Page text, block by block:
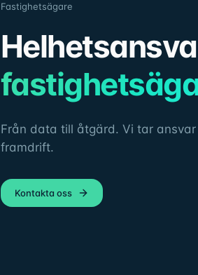
Fastighetsägare
Från data till åtgärd. Vi tar
framdrift.
Kontakta oss